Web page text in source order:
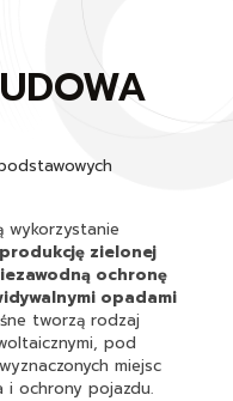
wykorzystanie
produkcję zielonej
ochronę
opadami
tworzą rodzaj
pod
miejsc
i ochrony pojazdu.